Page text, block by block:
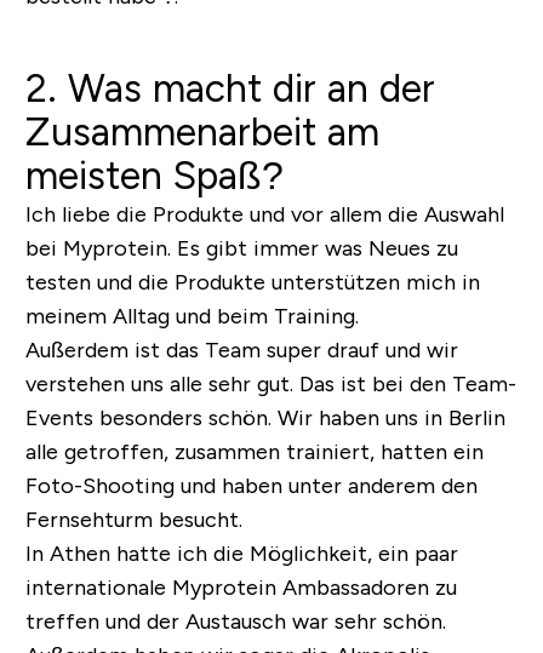
2. Was macht dir an der
Zusammenarbeit am
meisten Spaß?
Ich liebe die Produkte und vor allem die Auswahl
bei Myprotein. Es gibt immer was Neues zu
testen und die Produkte unterstützen mich in
meinem Alltag und beim Training.
Außerdem ist das Team super drauf und wir
verstehen uns alle sehr gut. Das ist bei den Team-
Events besonders schön. Wir haben uns in Berlin
alle getroffen, zusammen trainiert, hatten ein
Foto-Shooting und haben unter anderem den
Fernsehturm besucht.
In Athen hatte ich die Möglichkeit, ein paar
internationale Myprotein Ambassadoren zu
treffen und der Austausch war sehr schön.